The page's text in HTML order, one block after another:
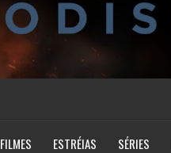
FILMES ESTRÉIAS SÉRIES